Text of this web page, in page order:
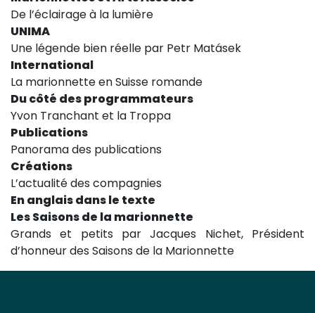
De l’éclairage à la lumière
UNIMA
Une légende bien réelle par Petr Matásek
International
La marionnette en Suisse romande
Du côté des programmateurs
Yvon Tranchant et la Troppa
Publications
Panorama des publications
Créations
L’actualité des compagnies
En anglais dans le texte
Les Saisons de la marionnette
Grands et petits par Jacques Nichet, Président
d’honneur des Saisons de la Marionnette